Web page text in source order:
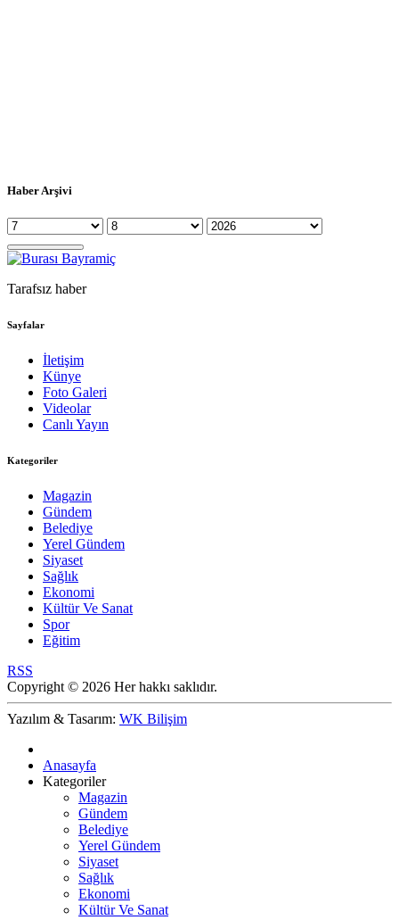
Haber Arşivi
Tarafsız haber
Sayfalar
İletişim
Künye
Foto Galeri
Videolar
Canlı Yayın
Kategoriler
Magazin
Gündem
Belediye
Yerel Gündem
Siyaset
Sağlık
Ekonomi
Kültür Ve Sanat
Spor
Eğitim
RSS
Copyright © 2026 Her hakkı saklıdır.
Yazılım & Tasarım: WK Bilişim
Anasayfa
Kategoriler
Magazin
Gündem
Belediye
Yerel Gündem
Siyaset
Sağlık
Ekonomi
Kültür Ve Sanat